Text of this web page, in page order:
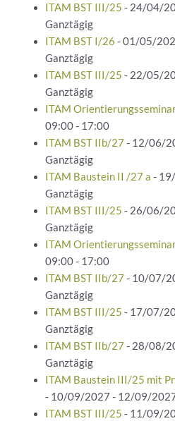
ITAM BST III/25 - 24/04/
Ganztägig
ITAM BST I/26 - 01/05/
Ganztägig
ITAM BST III/25 - 22/05/
Ganztägig
ITAM
09:00 - 17:00
ITAM BST IIb/27- 12/06/
Ganztägig
ITAM Baustein II /27 a -
Ganztägig
ITAM BST III/25 - 26/06/
Ganztägig
ITAM
09:00 - 17:00
ITAM BST IIb/27- 10/07/
Ganztägig
ITAM BST III/25 - 17/07/
Ganztägig
ITAM BST IIb/27- 28/08/
Ganztägig
ITAM Baustein III/25 mit
- 10/09/2027 - 12/09/
ITAM BST III/25 - 11/09/